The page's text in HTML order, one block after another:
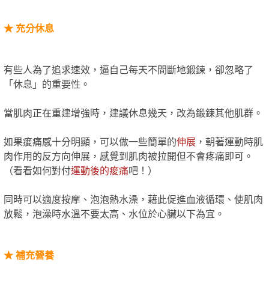
★ 充分休息
有些人為了追求速效，逼自己每天不間斷地鍛鍊，卻忽略了
「休息」的重要性。
當肌肉正在重建增強時，建議休息幾天，改為鍛鍊其他肌群。
如果痠痛感十分明顯，可以做一些簡單的伸展 ，朝著運動時肌
肉作用的反方向伸展，感覺到肌肉被拉開但不會疼痛即可。
（看看如何對付運動後的痠痛吧！）
同時可以適度按摩、泡泡熱水澡，藉此促進血液循環、使肌肉
放鬆，泡澡時水溫不要太高、水位於心臟以下為宜。
★補充營養